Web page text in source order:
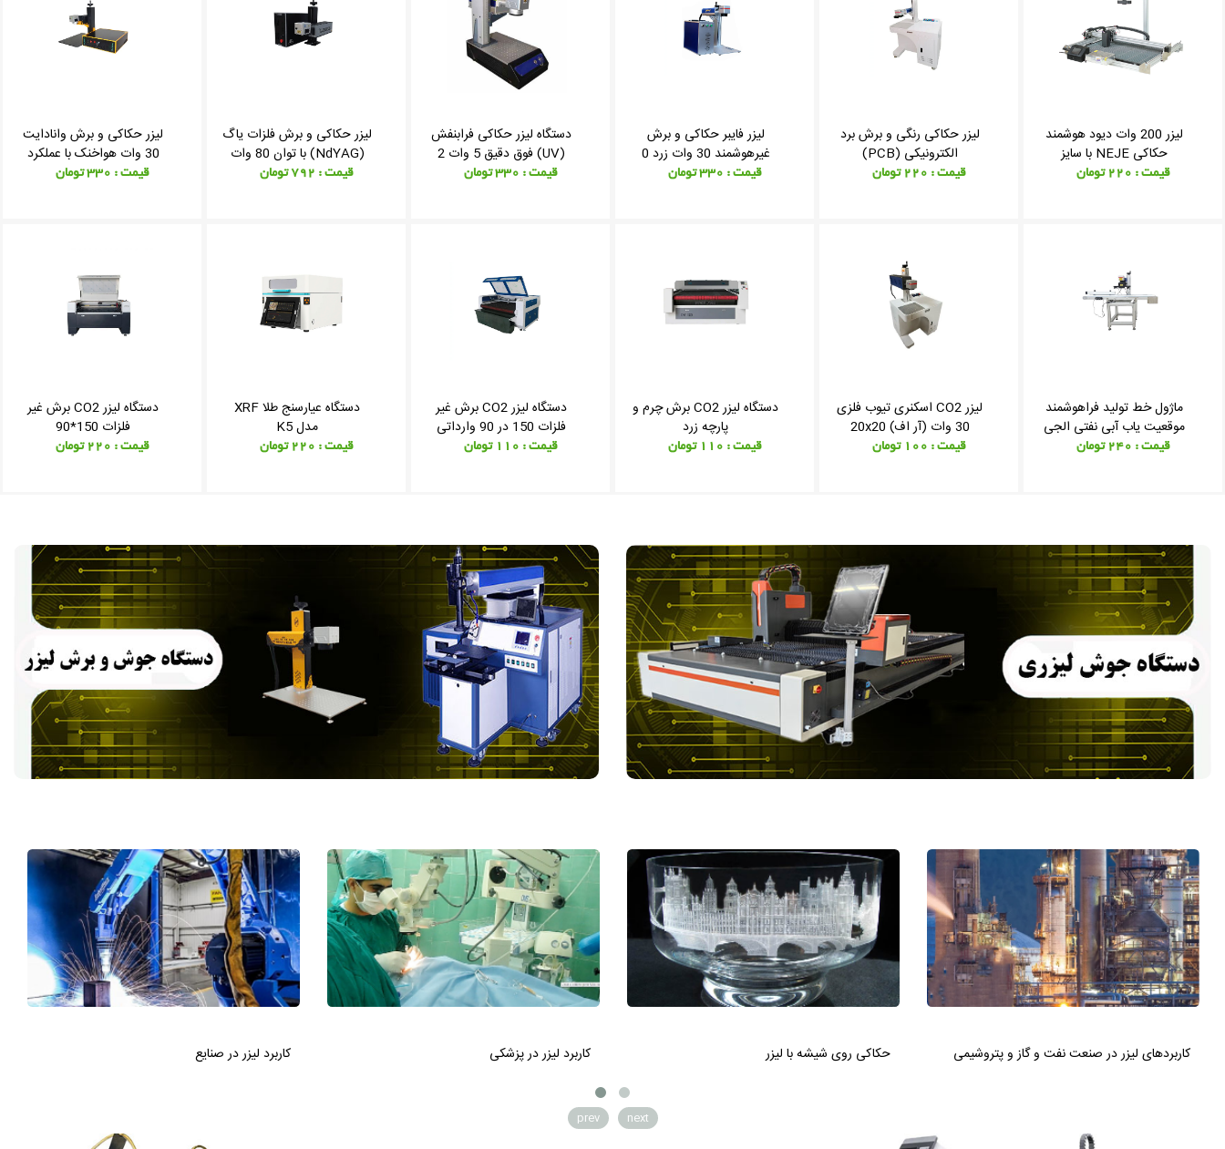
لیزر حکاکی و برش وانادایت
30 وات هواخنک با عملکرد
بسیار ظریفقیمت : 330 تومان
لیزر حکاکی و برش فلزات یاگ
(NdYAG) با توان 80 وات
قرمز 0 قیمت : 792 تومان
دستگاه لیزر حکاکی فرابنفش
(UV) فوق دقیق 5 وات 2
قیمت : 330 تومان
لیزر فایبر حکاکی و برش
غیرهوشمند 30 وات زرد 0
قیمت : 330 تومان
لیزر حکاکی رنگی و برش برد
الکترونیکی (PCB)
قیمت : 220 تومان
لیزر 200 وات دیود هوشمند
حکاکی NEJE با سایز
70*100 30X30
قیمت : 220 تومان
دستگاه لیزر CO2 برش غیر
فلزات 150*90
قیمت : 220 تومان
دستگاه عیارسنج طلا XRF
مدل K5
قیمت : 220 تومان
دستگاه لیزر CO2 برش غیر
فلزات 150 در 90 وارداتی
قیمت : 110 تومان
دستگاه لیزر CO2 برش چرم و
پارچه زرد
قیمت : 110 تومان
لیزر CO2 اسکنری تیوب فلزی
30 وات (آر اف) 20x20
قیمت : 100 تومان
ماژول خط تولید فراهوشمند
موقعیت یاب آبی نفتی الجی
2 تایی بزرگ 10x10
قیمت : 240 تومان
کاربرد لیزر در صنایع کاربرد لیزر در پزشکی حکاکی روی شیشه با لیزر کاربردهای لیزر در صنعت نفت و گاز و پتروشیمی
prev next